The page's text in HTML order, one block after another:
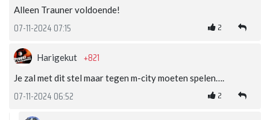
Alleen Trauner voldoende!
07-11-2024 07:15 2
Harigekut +821
Je zal met dit stel maar tegen m-city moeten spelen….
07-11-2024 06:52 2